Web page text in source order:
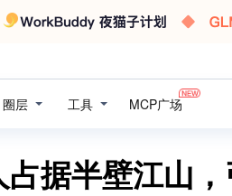
圈层 工具 MCP广场
据半壁江山